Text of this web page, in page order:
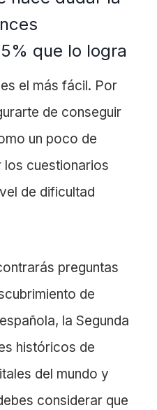
que lo logra
el más fácil. Por
de conseguir
un poco de
los cuestionarios
de dificultad
preguntas
de
la Segunda
históricos de
del mundo y
considerar que